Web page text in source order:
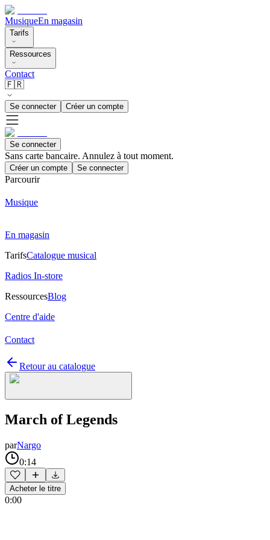
MusiqueEn magasin
Tarifs
Ressources
Contact
🇫🇷
Se connecter Créer un compte
Se connecter
Sans carte bancaire. Annulez à tout moment.
Créer un compte Se connecter
Parcourir
Musique
En magasin
TarifsCatalogue musical
Radios In-store
RessourcesBlog
Centre d'aide
Contact
Retour au catalogue
March of Legends
parNargo
0:14
Acheter le titre
0:00